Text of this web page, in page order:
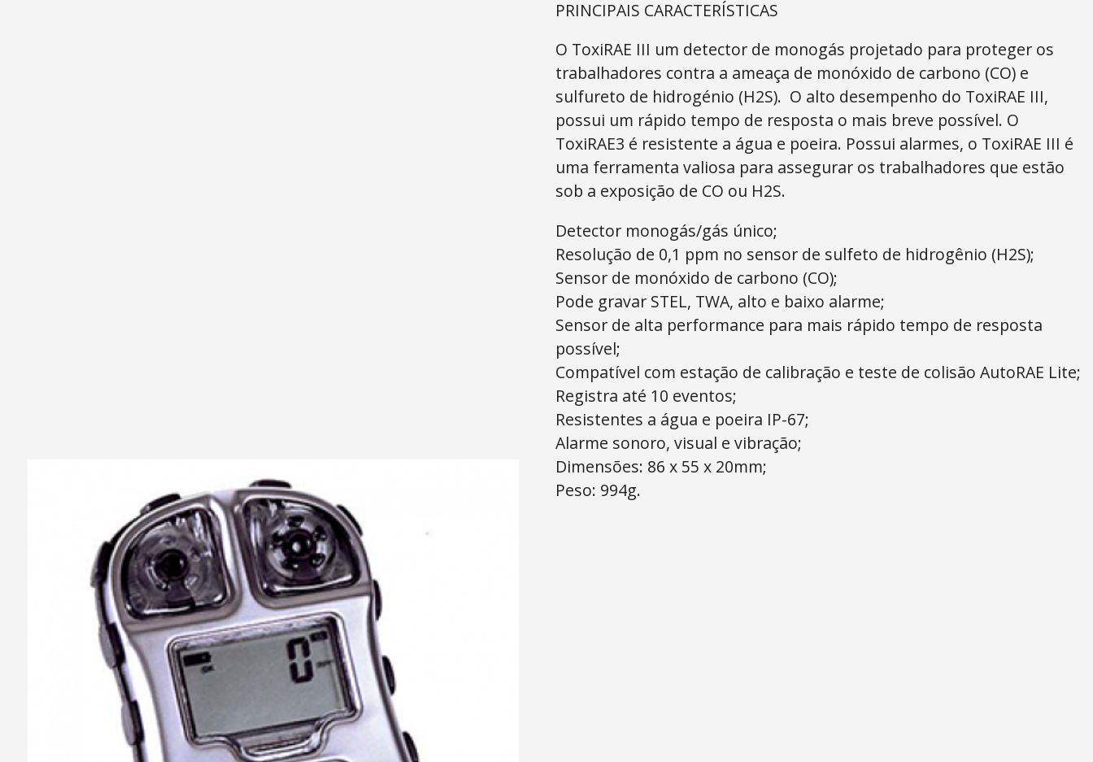
PRINCIPAIS CARACTERÍSTICAS
O ToxiRAE III um detector de monogás projetado para proteger os
trabalhadores contra a ameaça de monóxido de carbono (CO) e
sulfureto de hidrogénio (H2S). O alto desempenho do ToxiRAE III,
possui um rápido tempo de resposta o mais breve possível. O
ToxiRAE3 é resistente a água e poeira. Possui alarmes, o ToxiRAE III é
uma ferramenta valiosa para assegurar os trabalhadores que estão
sob a exposição de CO ou H2S.
Detector monogás/gás único;
Resolução de 0,1 ppm no sensor de sulfeto de hidrogênio (H2S);
Sensor de monóxido de carbono (CO);
Pode gravar STEL, TWA, alto e baixo alarme;
Sensor de alta performance para mais rápido tempo de resposta
possível;
Compatível com estação de calibração e teste de colisão AutoRAE Lite;
Registra até 10 eventos;
Resistentes a água e poeira IP-67;
Alarme sonoro, visual e vibração;
Dimensões: 86 x 55 x 20mm;
Peso: 994g.